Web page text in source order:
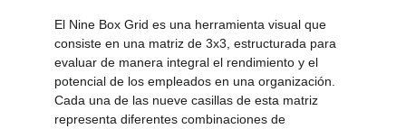
El Nine Box Grid es una herramienta visual que
consiste en una matriz de 3x3, estructurada para
evaluar de manera integral el rendimiento y el
potencial de los empleados en una organización.
Cada una de las nueve casillas de esta matriz
representa diferentes combinaciones de